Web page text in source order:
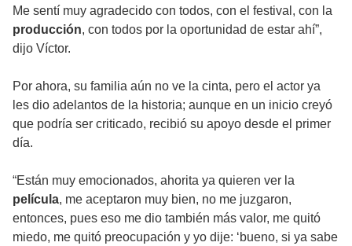
Me sentí muy agradecido con todos, con el festival, con la
producción, con todos por la oportunidad de estar ahí”,
dijo Víctor.
Por ahora, su familia aún no ve la cinta, pero el actor ya
les dio adelantos de la historia; aunque en un inicio creyó
que podría ser criticado, recibió su apoyo desde el primer
día.
“Están muy emocionados, ahorita ya quieren ver la
película, me aceptaron muy bien, no me juzgaron,
entonces, pues eso me dio también más valor, me quitó
miedo, me quitó preocupación y yo dije: ‘bueno, si ya sabe